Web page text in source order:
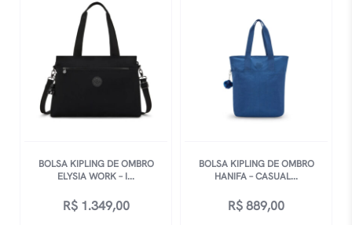
BOLSA KIPLING DE OMBRO
ELYSIA WORK – I...
R$1.349,00
BOLSA KIPLING DE OMBRO
HANIFA – CASUAL...
R$889,00